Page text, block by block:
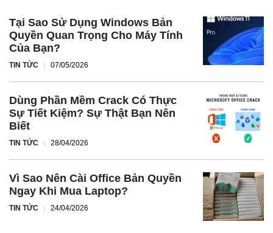
Tại Sao Sử Dụng Windows Bản
Quyền Quan Trọng Cho Máy Tính
Của Bạn?
TIN TỨC 07/05/2026
Dùng Phần Mềm Crack Có Thực
Sự Tiết Kiệm? Sự Thật Bạn Nên
Biết
TIN TỨC 28/04/2026
Vì Sao Nên Cài Office Bản Quyền
Ngay Khi Mua Laptop?
TIN TỨC 24/04/2026